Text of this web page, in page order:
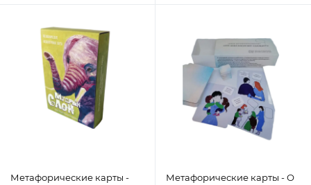
Метафорические карты -
Метафорические карты - О